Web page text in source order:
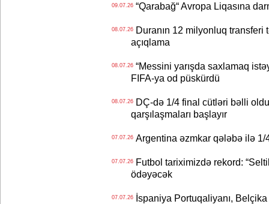
09.07.26“Qarabağ“ Avropa Liqasına
08.07.26Duranın 12 milyonluq transferi
açıqlama
08.07.26“Messini yarışda saxlamaq
FIFA-ya od püskürdü
08.07.26DÇ-də 1/4 final cütləri bəlli
qarşılaşmaları başlayır
07.07.26Argentina əzmkar qələbə ilə 1/
07.07.26Futbol tariximizdə rekord:
ödəyəcək
07.07.26İspaniya Portuqaliyanı, Belçika